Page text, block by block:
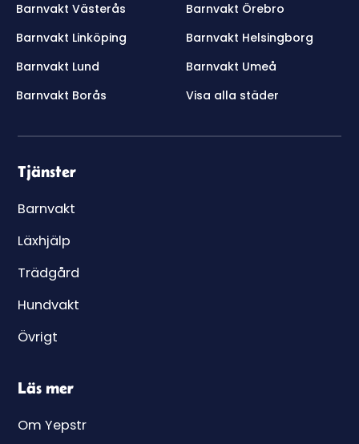
Barnvakt Västerås
Barnvakt Örebro
Barnvakt Linköping
Barnvakt Helsingborg
Barnvakt Lund
Barnvakt Umeå
Barnvakt Borås
Visa alla städer
Tjänster
Barnvakt
Läxhjälp
Trädgård
Hundvakt
Övrigt
Läs mer
Om Yepstr